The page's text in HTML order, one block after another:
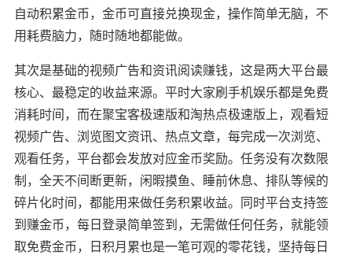
自动积累金币，金币可直接兑换现金，操作简单无脑，不
用耗费脑力，随时随地都能做。
其次是基础的视频广告和资讯阅读赚钱，这是两大平台最
核心、最稳定的收益来源。平时大家刷手机娱乐都是免费
消耗时间，而在聚宝客极速版和淘热点极速版上，观看短
视频广告、浏览图文资讯、热点文章，每完成一次浏览、
观看任务，平台都会发放对应金币奖励。任务没有次数限
制，全天不间断更新，闲暇摸鱼、睡前休息、排队等候的
碎片化时间，都能用来做任务积累收益。同时平台支持签
到赚金币，每日登录简单签到，无需做任何任务，就能领
取免费金币，日积月累也是一笔可观的零花钱，坚持每日